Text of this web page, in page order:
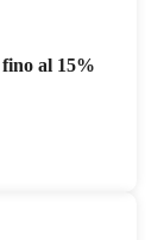
al 15%